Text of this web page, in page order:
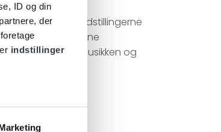
ID og din
der
indstillinger
kan tilpasse indstillingerne
lydprofiler til dine
for dig at nyde musikken og